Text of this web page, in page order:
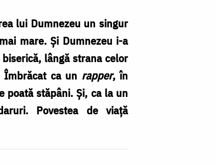
lui Dumnezeu un singur
mare. Și Dumnezeu i-a
lângă strana celor
ca un rapper, în
poată stăpâni. Și, ca la un
Povestea de viață